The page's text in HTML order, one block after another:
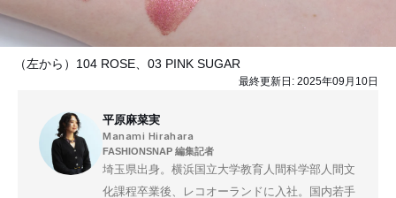
（左から）104 ROSE、03 PINK SUGAR
最終更新日: 2025年09月10日
平原麻菜実
Manami Hirahara
FASHIONSNAP 編集記者
埼玉県出身。横浜国立大学教育人間科学部人間文
化課程卒業後、レコオーランドに入社。国内若手